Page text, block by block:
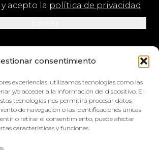
consentimiento
experiencias, utilizamos tecnologías como las
y/o acceder a la información del dispositivo. El
tecnologías nos permitirá procesar datos
de navegación o las identificaciones únicas
o retirar el consentimiento, puede afectar
características y funciones.
acepto la política de privacidad.
sociales